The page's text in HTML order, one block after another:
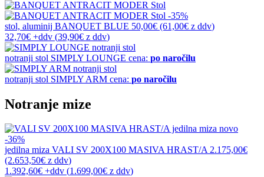
-35%
stol, aluminij BANQUET BLUE 50,00€ (61,00€ z ddv)
32,70€ +ddv (39,90€ z ddv)
notranji stol SIMPLY LOUNGE cena: po naročilu
notranji stol SIMPLY ARM cena: po naročilu
Notranje mize
novo
-36%
jedilna miza VALI SV 200X100 MASIVA HRAST/A 2.175,00€
(2.653,50€ z ddv)
1.392,60€ +ddv (1.699,00€ z ddv)